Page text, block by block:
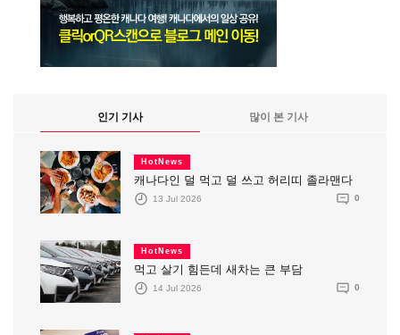
인기 기사 많이 본 기사
HotNews
캐나다인 덜 먹고 덜 쓰고 허리띠 졸라맨다
13 Jul 2026 0
HotNews
먹고 살기 힘든데 새차는 큰 부담
14 Jul 2026 0